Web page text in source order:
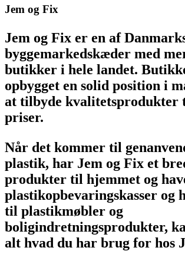
Jem og Fix
Jem og Fix er en af
byggemarkedskæder med
butikker i hele landet.
opbygget en solid position i
at tilbyde kvalitetsprodukter
priser.
Når det kommer til
plastik, har Jem og Fix et
produkter til hjemmet og
plastikopbevaringskasser og
til plastikmøbler og
boligindretningsprodukter,
alt hvad du har brug for hos